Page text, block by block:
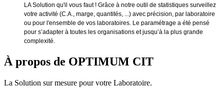
LA Solution qu'il vous faut ! Grâce à notre outil de statistiques surveillez
votre activité (C.A., marge, quantités, ...) avec précision, par laboratoire
ou pour l'ensemble de vos laboratoires. Le paramétrage a été pensé
pour s’adapter à toutes les organisations et jusqu’à la plus grande
complexité.
À propos de OPTIMUM CIT
La Solution sur mesure pour votre Laboratoire.